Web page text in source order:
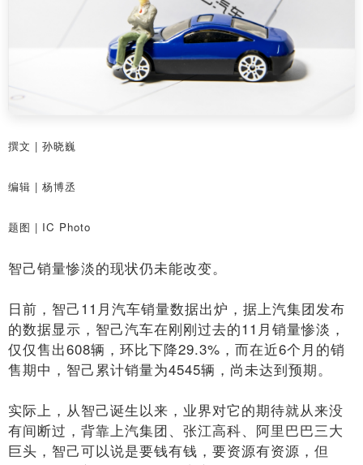
撰文 | 孙晓巍
编辑 | 杨博丞
题图 | IC Photo
智己销量惨淡的现状仍未能改变。
日前，智己11月汽车销量数据出炉，据上汽集团发布
的数据显示，智己汽车在刚刚过去的11月销量惨淡，
仅仅售出608辆，环比下降29.3%，而在近6个月的销
售期中，智己累计销量为4545辆，尚未达到预期。
实际上，从智己诞生以来，业界对它的期待就从来没
有间断过，背靠上汽集团、张江高科、阿里巴巴三大
巨头，智己可以说是要钱有钱，要资源有资源，但